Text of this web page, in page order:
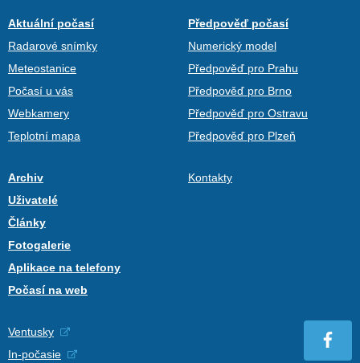
Aktuální počasí
Radarové snímky
Meteostanice
Počasí u vás
Webkamery
Teplotní mapa
Předpověď počasí
Numerický model
Předpověď pro Prahu
Předpověď pro Brno
Předpověď pro Ostravu
Předpověď pro Plzeň
Archiv
Uživatelé
Články
Fotogalerie
Aplikace na telefony
Počasí na web
Kontakty
Ventusky
In-počasie